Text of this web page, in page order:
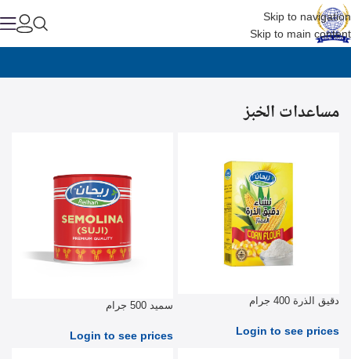
Skip to navigation
Skip to main content
مساعدات الخبز
دقيق الذرة 400 جرام
Login to see prices
سميد 500 جرام
Login to see prices